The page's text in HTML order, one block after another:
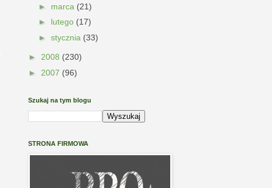
► marca (21)
► lutego (17)
► stycznia (33)
► 2008 (230)
► 2007 (96)
Szukaj na tym blogu
STRONA FIRMOWA